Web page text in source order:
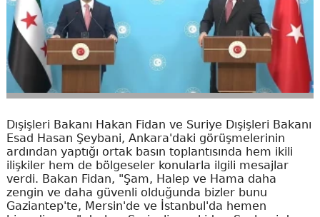
Dışişleri Bakanı Hakan Fidan ve Suriye Dışişleri Bakanı
Esad Hasan Şeybani, Ankara'daki görüşmelerinin
ardından yaptığı ortak basın toplantısında hem ikili
ilişkiler hem de bölgeseler konularla ilgili mesajlar
verdi. Bakan Fidan, "Şam, Halep ve Hama daha
zengin ve daha güvenli olduğunda bizler bunu
Gaziantep'te, Mersin'de ve İstanbul'da hemen